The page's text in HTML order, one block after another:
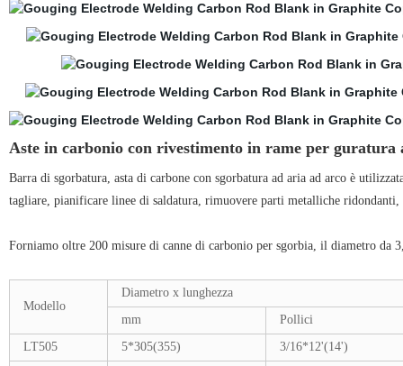
Aste in carbonio con rivestimento in rame per guratura
Barra di sgorbatura, asta di carbone con sgorbatura ad aria ad arcoè
tagliare, pianificare linee di saldatura, rimuovere parti metalliche
Forniamo oltre 200 misure di canne di carbonio per sgorbia, il diametro da
Modello
Diametro x lunghezza
mm
Pollici
LT505
5*305(355)
3/16*12'(14')